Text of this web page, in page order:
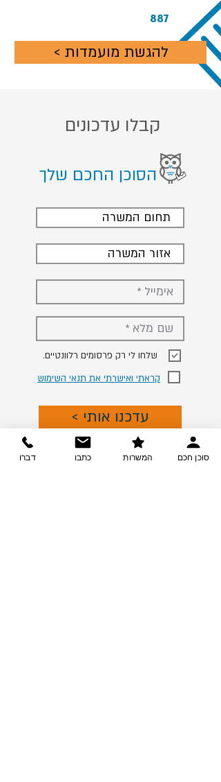
887
< להגשת מועמדות
קבלו עדכונים
הסוכן החכם שלך
תחום המשרה
אזור המשרה
קראתי ואישרתי את תנאי השימוש
< עדכנו אותי
דברו כתבו המשרות סוכן חכם